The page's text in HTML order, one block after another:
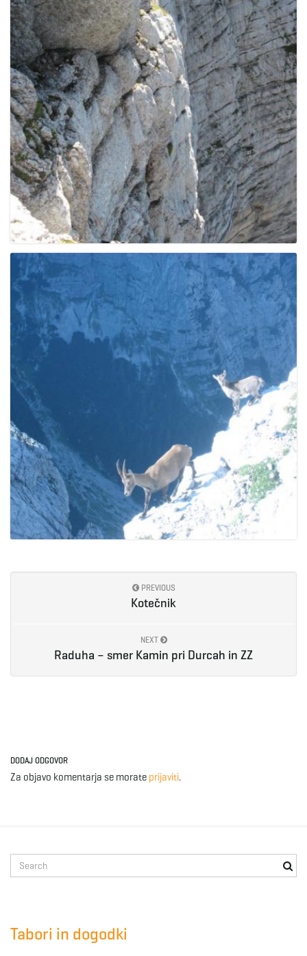
PREVIOUS
Kotečnik
NEXT
Raduha – smer Kamin pri Durcah in ZZ
DODAJ ODGOVOR
Za objavo komentarja se morate prijaviti.
e
Tabori in dogodki